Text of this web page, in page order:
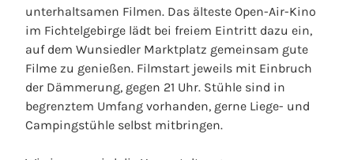
unterhaltsamen Filmen. Das älteste Open-Air-Kino
im Fichtelgebirge lädt bei freiem Eintritt dazu ein,
auf dem Wunsiedler Marktplatz gemeinsam gute
Filme zu genießen. Filmstart jeweils mit Einbruch
der Dämmerung, gegen 21 Uhr. Stühle sind in
begrenztem Umfang vorhanden, gerne Liege- und
Campingstühle selbst mitbringen.